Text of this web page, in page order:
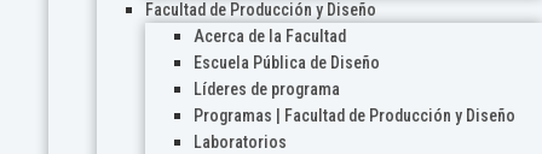
Facultad de Producción y Diseño
Acerca de la Facultad
Escuela Pública de Diseño
Líderes de programa
Programas | Facultad de Producción y Diseño
Laboratorios